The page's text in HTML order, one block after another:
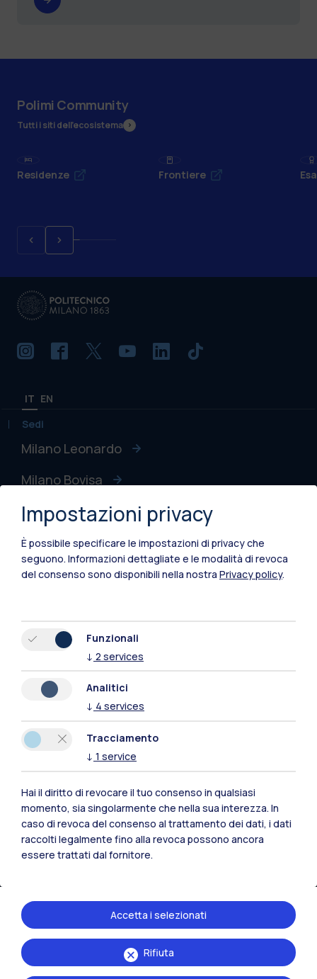
Polimi Community
Tutti i siti dell’ecosistema
Residenze Frontiere
IT EN
Sedi
Milano Leonardo
Milano Bovisa
Cremona
Lecco
Mantova
Xi'an
Naviga il sito
Contattaci
Politecnico di Milano, Piazza Leonardo da Vinci 32, 20133 Milano | P.IVA
Impostazioni privacy
È possibile specificare le impostazioni di privacy che
seguono. Informazioni dettagliate e le modalità di revoca
del consenso sono disponibili nella nostra Privacy policy.
Funzionali
↓ 2 services
Analitici
↓ 4 services
Tracciamento
↓ 1 service
Hai il diritto di revocare il tuo consenso in qualsiasi
momento, sia singolarmente che nella sua interezza. In
caso di revoca del consenso al trattamento dei dati, i dati
raccolti legalmente fino alla revoca possono ancora
essere trattati dal fornitore.
Rifiuta
Accetta i selezionati